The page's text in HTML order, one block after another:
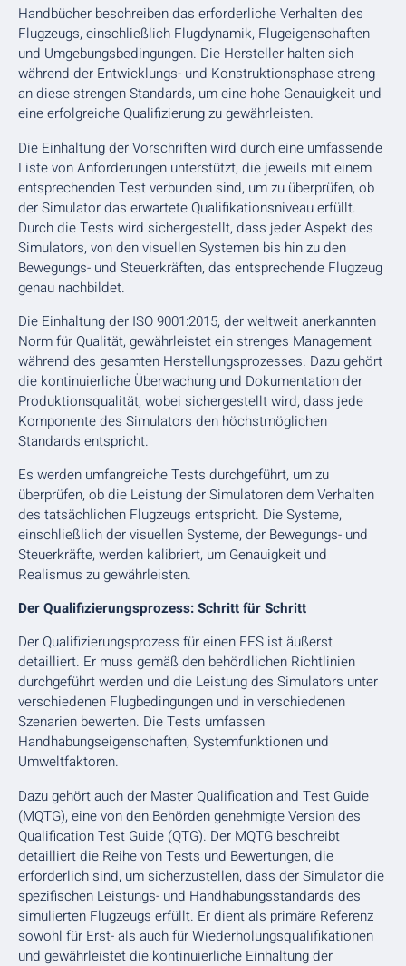
Handbücher beschreiben das erforderliche Verhalten des
Flugzeugs, einschließlich Flugdynamik, Flugeigenschaften
und Umgebungsbedingungen. Die Hersteller halten sich
während der Entwicklungs- und Konstruktionsphase streng
an diese strengen Standards, um eine hohe Genauigkeit und
eine erfolgreiche Qualifizierung zu gewährleisten.
Die Einhaltung der Vorschriften wird durch eine umfassende
Liste von Anforderungen unterstützt, die jeweils mit einem
entsprechenden Test verbunden sind, um zu überprüfen, ob
der Simulator das erwartete Qualifikationsniveau erfüllt.
Durch die Tests wird sichergestellt, dass jeder Aspekt des
Simulators, von den visuellen Systemen bis hin zu den
Bewegungs- und Steuerkräften, das entsprechende Flugzeug
genau nachbildet.
Die Einhaltung der ISO 9001:2015, der weltweit anerkannten
Norm für Qualität, gewährleistet ein strenges Management
während des gesamten Herstellungsprozesses. Dazu gehört
die kontinuierliche Überwachung und Dokumentation der
Produktionsqualität, wobei sichergestellt wird, dass jede
Komponente des Simulators den höchstmöglichen
Standards entspricht.
Es werden umfangreiche Tests durchgeführt, um zu
überprüfen, ob die Leistung der Simulatoren dem Verhalten
des tatsächlichen Flugzeugs entspricht. Die Systeme,
einschließlich der visuellen Systeme, der Bewegungs- und
Steuerkräfte, werden kalibriert, um Genauigkeit und
Realismus zu gewährleisten.
Der Qualifizierungsprozess: Schritt für Schritt
Der Qualifizierungsprozess für einen FFS ist äußerst
detailliert. Er muss gemäß den behördlichen Richtlinien
durchgeführt werden und die Leistung des Simulators unter
verschiedenen Flugbedingungen und in verschiedenen
Szenarien bewerten. Die Tests umfassen
Handhabungseigenschaften, Systemfunktionen und
Umweltfaktoren.
Dazu gehört auch der Master Qualification and Test Guide
(MQTG), eine von den Behörden genehmigte Version des
Qualification Test Guide (QTG). Der MQTG beschreibt
detailliert die Reihe von Tests und Bewertungen, die
erforderlich sind, um sicherzustellen, dass der Simulator die
spezifischen Leistungs- und Handhabungsstandards des
simulierten Flugzeugs erfüllt. Er dient als primäre Referenz
sowohl für Erst- als auch für Wiederholungsqualifikationen
und gewährleistet die kontinuierliche Einhaltung der